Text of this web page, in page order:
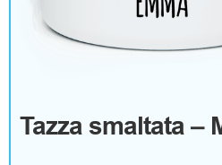
g
A
Tazza smaltata –